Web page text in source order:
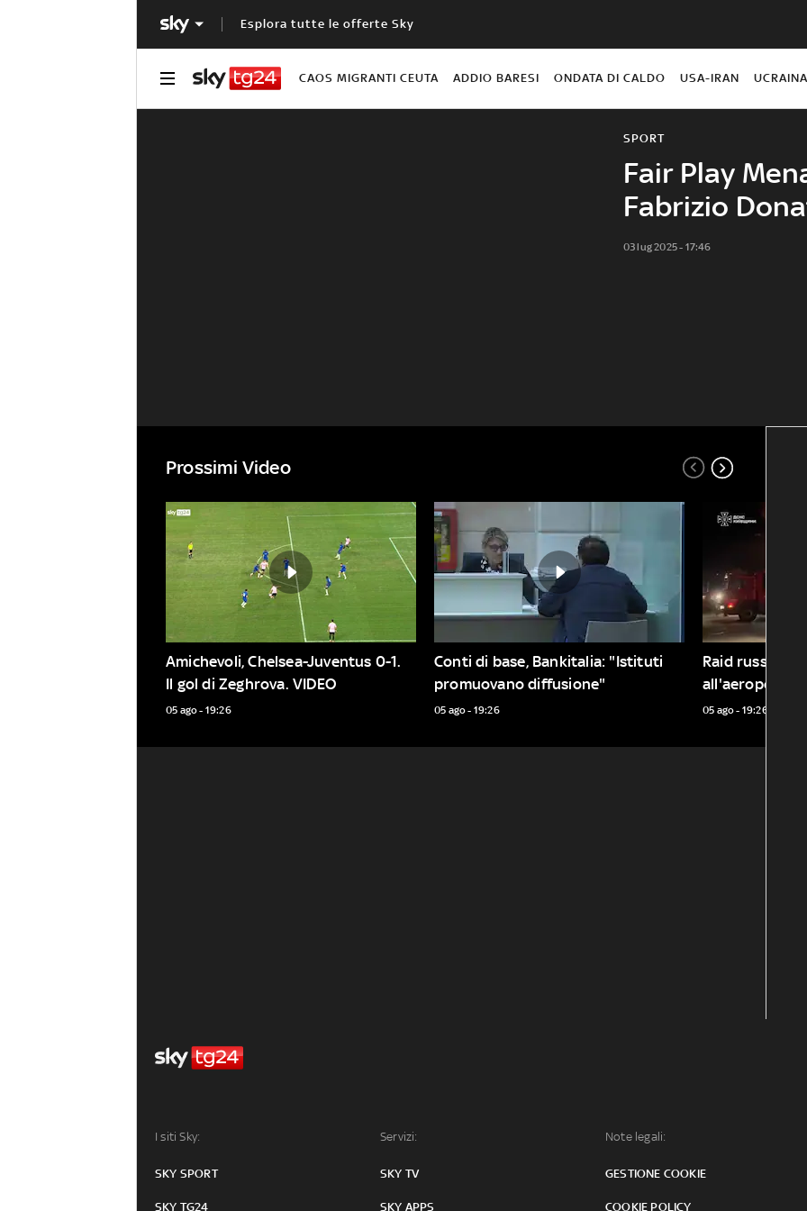
Esplora tutte le offerte Sky
CAOS MIGRANTI CEUTA ADDIO BARESI ONDATA DI CALDO USA-IRAN UCRAINA
Fair Play
Fabrizio
SPORT
03 lug 2025 - 17:46
Prossimi Video
Amichevoli, Chelsea-Juventus 0-1.
Il gol di Zeghrova. VIDEO
05 ago - 19:26
Conti di base, Bankitalia: "Istituti
promuovano diffusione"
05 ago - 19:26
Raid russi su
all'aeroporto
05 ago - 19:26
I siti Sky:
SKY SPORT
SKY TG24
Servizi:
SKY TV
SKY APPS
Note legali:
GESTIONE COOKIE
COOKIE POLICY